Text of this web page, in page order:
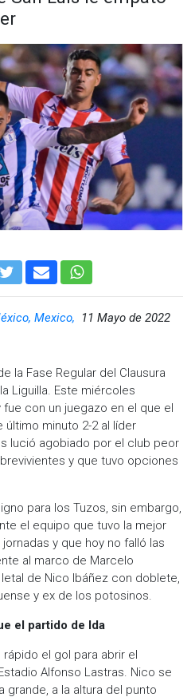
Mexico,
11 Mayo de 2022
la Fase Regular del Clausura
Liguilla. Este miércoles
con un juegazo en el que el
minuto 2-2 al líder
lució agobiado por el club peor
y que tuvo opciones
para los Tuzos, sin embargo,
el equipo que tuvo la mejor
y que hoy no falló las
al marco de Marcelo
de Nico Ibáñez con doblete,
y ex de los potosinos.
el partido de Ida
el gol para abrir el
Alfonso Lastras. Nico se
grande, a la altura del punto